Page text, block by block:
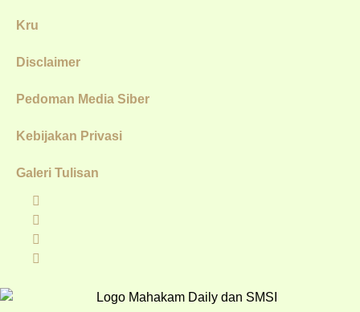
Kru
Disclaimer
Pedoman Media Siber
Kebijakan Privasi
Galeri Tulisan